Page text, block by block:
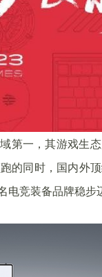
第一，其游戏生
的同时，国内外
竞装备品牌稳步